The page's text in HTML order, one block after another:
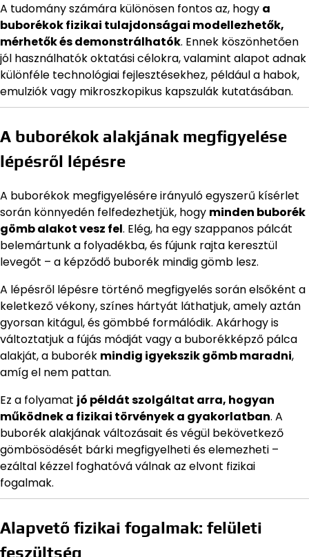
A tudomány számára különösen fontos az, hogy a
buborékok fizikai tulajdonságai modellezhetők,
mérhetők és demonstrálhatók. Ennek köszönhetően
jól használhatók oktatási célokra, valamint alapot adnak
különféle technológiai fejlesztésekhez, például a habok,
emulziók vagy mikroszkopikus kapszulák kutatásában.
A buborékok alakjának megfigyelése
lépésről lépésre
A buborékok megfigyelésére irányuló egyszerű kísérlet
során könnyedén felfedezhetjük, hogy minden buborék
gömb alakot vesz fel. Elég, ha egy szappanos pálcát
belemártunk a folyadékba, és fújunk rajta keresztül
levegőt – a képződő buborék mindig gömb lesz.
A lépésről lépésre történő megfigyelés során elsőként a
keletkező vékony, színes hártyát láthatjuk, amely aztán
gyorsan kitágul, és gömbbé formálódik. Akárhogy is
változtatjuk a fújás módját vagy a buborékképző pálca
alakját, a buborék mindig igyekszik gömb maradni,
amíg el nem pattan.
Ez a folyamat jó példát szolgáltat arra, hogyan
működnek a fizikai törvények a gyakorlatban. A
buborék alakjának változásait és végül bekövetkező
gömbösödését bárki megfigyelheti és elemezheti –
ezáltal kézzel foghatóvá válnak az elvont fizikai
fogalmak.
Alapvető fizikai fogalmak: felületi
feszültség